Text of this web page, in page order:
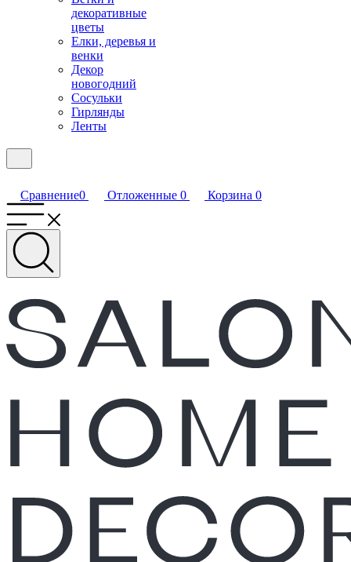
декоративные
цветы
Елки, деревья и
венки
Декор
новогодний
Сосульки
Гирлянды
Ленты
Сравнение0 Отложенные 0 Корзина 0